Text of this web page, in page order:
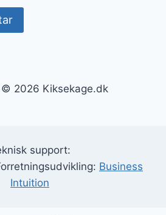
© 2026 Kiksekage.dk
support:
Business
Intuition